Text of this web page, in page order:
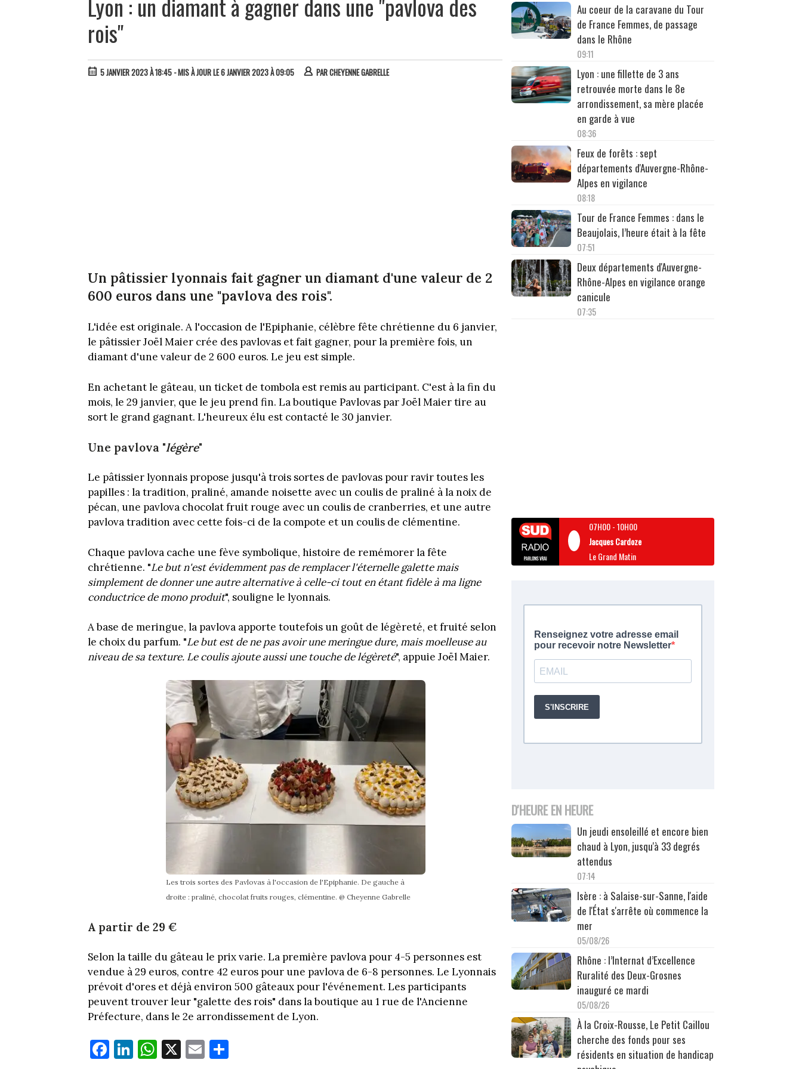
Lyon : un diamant à gagner dans une "pavlova des
rois"
5 JANVIER 2023 À 18:45 - MIS À JOUR LE 6 JANVIER 2023 À 09:05 PARCHEYENNE GABRELLE
Un pâtissier lyonnais fait gagner un diamant d'une valeur de 2
600 euros dans une "pavlova des rois".
L'idée est originale. A l'occasion de l'Epiphanie, célèbre fête chrétienne du 6 janvier,
le pâtissier Joël Maier crée des pavlovas et fait gagner, pour la première fois, un
diamant d'une valeur de 2 600 euros. Le jeu est simple.
En achetant le gâteau, un ticket de tombola est remis au participant. C'est à la fin du
mois, le 29 janvier, que le jeu prend fin. La boutique Pavlovas par Joël Maier tire au
sort le grand gagnant. L'heureux élu est contacté le 30 janvier.
Une pavlova "légère"
Le pâtissier lyonnais propose jusqu'à trois sortes de pavlovas pour ravir toutes les
papilles : la tradition, praliné, amande noisette avec un coulis de praliné à la noix de
pécan, une pavlova chocolat fruit rouge avec un coulis de cranberries, et une autre
pavlova tradition avec cette fois-ci de la compote et un coulis de clémentine.
Chaque pavlova cache une fève symbolique, histoire de remémorer la fête
chrétienne. "Le but n'est évidemment pas de remplacer l'éternelle galette mais
simplement de donner une autre alternative à celle-ci tout en étant fidèle à ma ligne
conductrice de mono produit", souligne le lyonnais.
A base de meringue, la pavlova apporte toutefois un goût de légèreté, et fruité selon
le choix du parfum. "Le but est de ne pas avoir une meringue dure, mais moelleuse au
niveau de sa texture. Le coulis ajoute aussi une touche de légèreté", appuie Joël Maier.
Les trois sortes des Pavlovas à l'occasion de l'Epiphanie. De gauche à
droite : praliné, chocolat fruits rouges, clémentine. @ Cheyenne Gabrelle
A partir de 29 €
Selon la taille du gâteau le prix varie. La première pavlova pour 4-5 personnes est
vendue à 29 euros, contre 42 euros pour une pavlova de 6-8 personnes. Le Lyonnais
prévoit d'ores et déjà environ 500 gâteaux pour l'événement. Les participants
peuvent trouver leur "galette des rois" dans la boutique au 1 rue de l'Ancienne
Préfecture, dans le 2e arrondissement de Lyon.
Fa Li W X E
Au coeur de la caravane du Tour
de France Femmes, de passage
dans le Rhône
09:11
Lyon : une fillette de 3 ans
retrouvée morte dans le 8e
arrondissement, sa mère placée
en garde à vue
08:36
Feux de forêts : sept
départements d'Auvergne-Rhône-
Alpes en vigilance
08:18
Tour de France Femmes : dans le
Beaujolais, l’heure était à la fête
07:51
Deux départements d'Auvergne-
Rhône-Alpes en vigilance orange
canicule
07:35
07H00-10H00
Jacques Cardoze
Le Grand Matin
D'HEURE EN HEURE
Un jeudi ensoleillé et encore bien
chaud à Lyon, jusqu'à 33 degrés
attendus
07:14
Isère : à Salaise-sur-Sanne, l'aide
de l'État s'arrête où commence la
mer
05/08/26
Rhône : l’Internat d’Excellence
Ruralité des Deux-Grosnes
inauguré ce mardi
05/08/26
À la Croix-Rousse, Le Petit Caillou
cherche des fonds pour ses
résidents en situation de handicap